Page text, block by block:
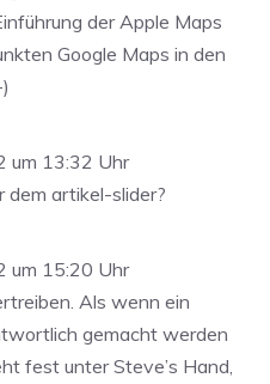
der Apple Maps
Google Maps in den
um 13:32 Uhr
dem artikel-slider?
um 15:20 Uhr
Als wenn ein
gemacht werden
fest unter Steve’s Hand,